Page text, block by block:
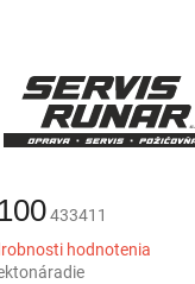
433411
hodnotenia